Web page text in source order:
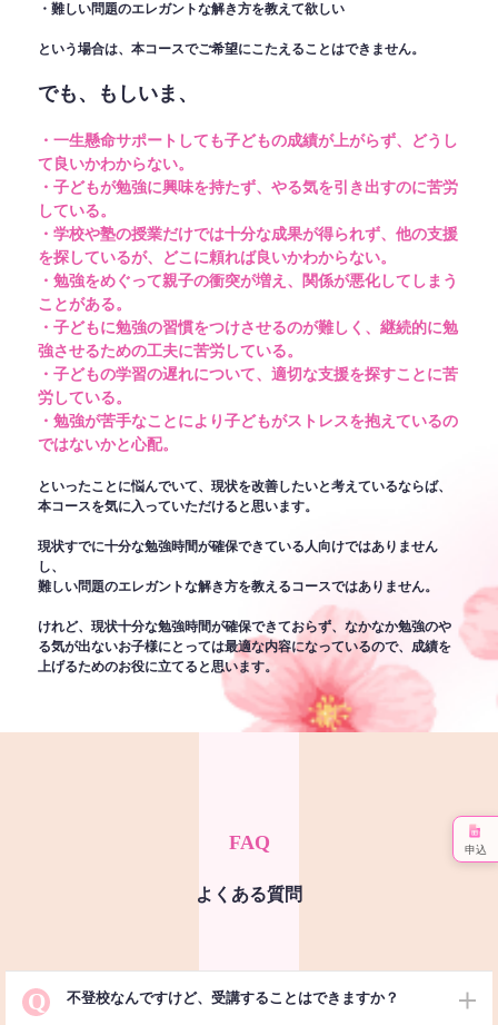
・難しい問題のエレガントな解き方を教えて欲しい
という場合は、本コースでご希望にこたえることはできません。
でも、もしいま、
・一生懸命サポートしても子どもの成績が上がらず、どうし
て良いかわからない。
・子どもが勉強に興味を持たず、やる気を引き出すのに苦労
している。
・学校や塾の授業だけでは十分な成果が得られず、他の支援
を探しているが、どこに頼れば良いかわからない。
・勉強をめぐって親子の衝突が増え、関係が悪化してしまう
ことがある。
・子どもに勉強の習慣をつけさせるのが難しく、継続的に勉
強させるための工夫に苦労している。
・子どもの学習の遅れについて、適切な支援を探すことに苦
労している。
・勉強が苦手なことにより子どもがストレスを抱えているの
ではないかと心配。
といったことに悩んでいて、現状を改善したいと考えているならば、
本コースを気に入っていただけると思います。
現状すでに十分な勉強時間が確保できている人向けではありません
し、
難しい問題のエレガントな解き方を教えるコースではありません。
けれど、現状十分な勉強時間が確保できておらず、なかなか勉強のや
る気が出ないお子様にとっては最適な内容になっているので、成績を
上げるためのお役に立てると思います。
FAQ
よくある質問
Q 不登校なんですけど、受講することはできますか？
申込